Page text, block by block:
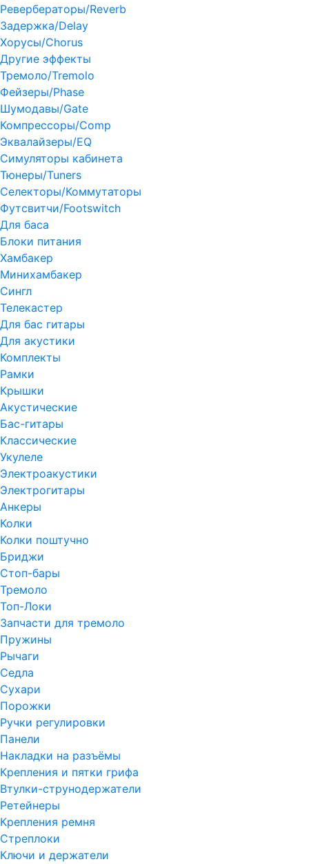
Ревербераторы/Reverb
Задержка/Delay
Хорусы/Chorus
Другие эффекты
Тремоло/Tremolo
Фейзеры/Phase
Шумодавы/Gate
Компрессоры/Comp
Эквалайзеры/EQ
Симуляторы кабинета
Тюнеры/Tuners
Селекторы/Коммутаторы
Футсвитчи/Footswitch
Для баса
Блоки питания
Хамбакер
Минихамбакер
Сингл
Телекастер
Для бас гитары
Для акустики
Комплекты
Рамки
Крышки
Акустические
Бас-гитары
Классические
Укулеле
Электроакустики
Электрогитары
Анкеры
Колки
Колки поштучно
Бриджи
Стоп-бары
Тремоло
Топ-Локи
Запчасти для тремоло
Пружины
Рычаги
Седла
Сухари
Порожки
Ручки регулировки
Панели
Накладки на разъёмы
Крепления и пятки грифа
Втулки-струнодержатели
Ретейнеры
Крепления ремня
Стреплоки
Ключи и держатели